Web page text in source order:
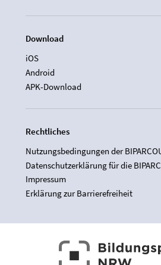
Download
iOS
Android
APK-Download
Rechtliches
Nutzungsbedingungen der
Datenschutzerklärung für die
Impressum
Erklärung zur Barrierefreiheit